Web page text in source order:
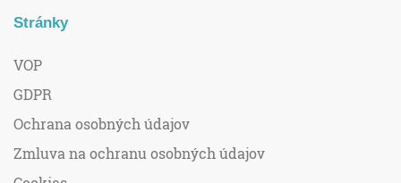
Stránky
VOP
GDPR
Ochrana osobných údajov
Zmluva na ochranu osobných údajov